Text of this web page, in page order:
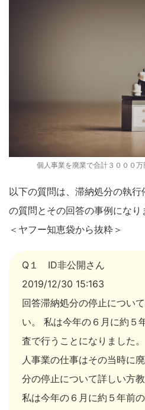
個人事業を廃業で合計３０００
以下の質問は、滞納処分の執
の質問とその回答の事例になり
＜ヤフー知恵袋から抜粋＞
Q１ ID非公開さん
2019/12/30 15:163
回答滞納処分の停止につい
い。 私は今年の６月に約５
査で行うことになりました
人事業の仕事はその当時に
分の停止について詳しい方教
私は今年の６月に約５年前